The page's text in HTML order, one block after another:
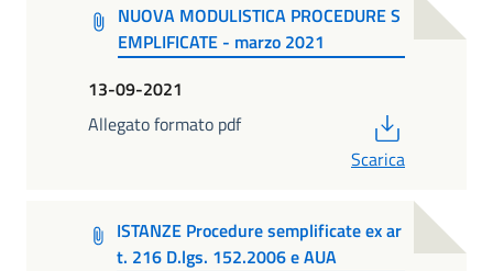
NUOVA MODULISTICA PROCEDURE S
EMPLIFICATE - marzo 2021
13-09-2021
Allegato formato pdf
Scarica
ISTANZE Procedure semplificate ex ar
t. 216 D.lgs. 152.2006 e AUA